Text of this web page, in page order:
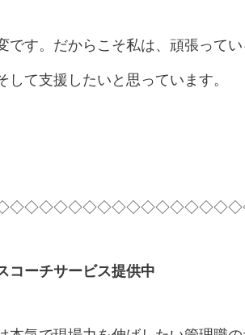
です。だからこそ私は、頑張って
して支援したいと思っています。
コーチサービス提供中